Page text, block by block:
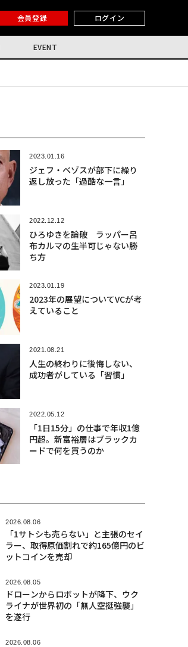
会員登録 ログイン
EVENT
2023.01.16
ジェフ・ベゾスが部下に繰り
返し放った「過酷な一言」
2022.12.12
ひろゆきを論破 ラッパー呂
布カルマの生半可じゃない勝
ち方
2023.01.19
2023年の展望についてVCが考
えていること
2021.08.21
人生の終わりに後悔しない、
成功者がしている「習慣」
2022.05.12
「1日15分」の仕事で年収1億
円超。新富裕層はブラックカ
ードで何を買うのか
2026.08.06
「1サトシも売らない」と主張のセイ
ラー、取得原価割れで約165億円のビ
ットコインを売却
2026.08.05
ドローンからロボットが降下、ウク
ライナが世界初の「無人空挺強襲」
を遂行
2026.08.06